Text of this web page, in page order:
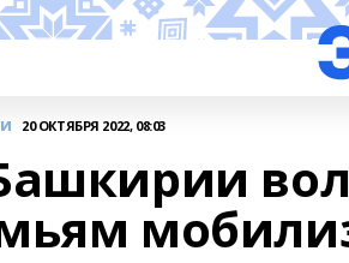
20 ОКТЯБРЯ 2022, 08:03